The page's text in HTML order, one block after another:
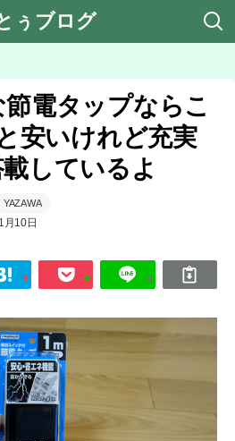
ぅブログ
電タップならこ
安いけれど充実
しているよ
YAZAWA
月10日